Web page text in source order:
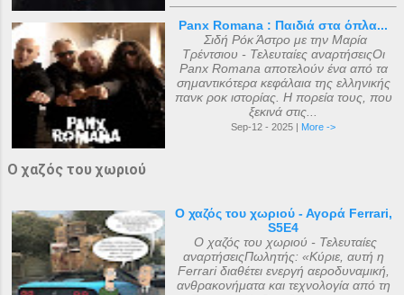
Panx Romana : Παιδιά στα όπλα...
Σιδή Ρόκ Άστρο με την Μαρία
Τρέντσιου - Τελευταίες αναρτήσειςΟι
Panx Romana αποτελούν ένα από τα
σημαντικότερα κεφάλαια της ελληνικής
πανκ ροκ ιστορίας. Η πορεία τους, που
ξεκινά στις...
Sep-12 - 2025 | More ->
Ο χαζός του χωριού
Ο χαζός του χωριού - Αγορά Ferrari,
S5E4
Ο χαζός του χωριού - Τελευταίες
αναρτήσειςΠωλητής: «Κύριε, αυτή η
Ferrari διαθέτει ενεργή αεροδυναμική,
ανθρακονήματα και τεχνολογία από τη